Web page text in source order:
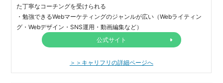
た丁寧なコーチングを受けられる
・勉強できるWebマーケティングのジャンルが広い（Webライティン
グ・Webデザイン・SNS運用・動画編集など）
公式サイト
＞＞キャリフリの詳細ページへ